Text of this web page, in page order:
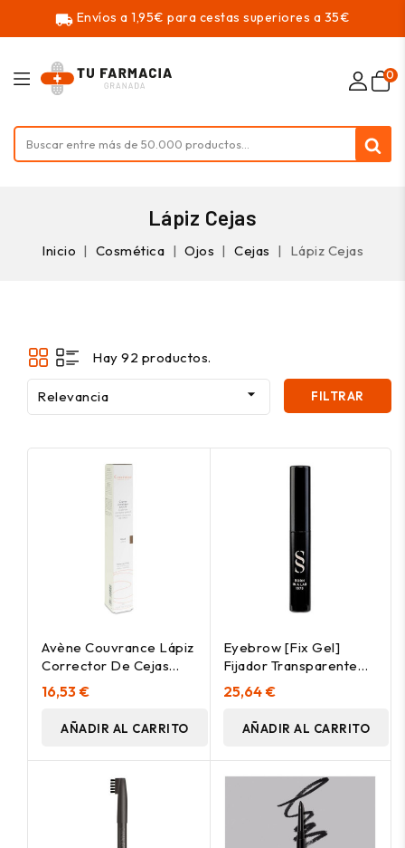
local_shipping Envíos a 1,95€ para cestas superiores a 35€
0
Lápiz Cejas
Inicio Cosmética Ojos Cejas Lápiz Cejas
Hay 92 productos.
Relevancia  FILTRAR
Avène Couvrance Lápiz
Corrector De Cejas
Tono Claro 1_19G
16,53 €
AÑADIR AL CARRITO
Eyebrow [Fix Gel]
Fijador Transparente
0,5 Gr
25,64 €
AÑADIR AL CARRITO